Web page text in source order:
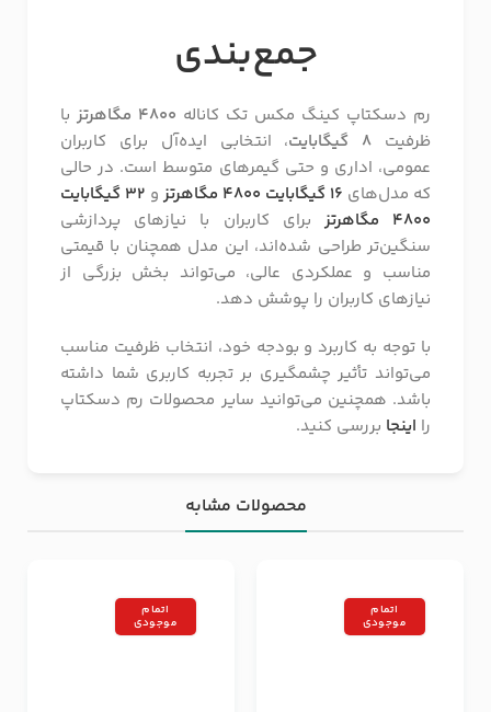
جمع‌بندی
رم دسکتاپ کینگ مکس تک کاناله 4800 مگاهرتز
با
ظرفیت 8 گیگابایت
، انتخابی ایده‌آل برای کاربران
عمومی، اداری و حتی گیمرهای متوسط است. در حالی
که مدل‌های 16 گیگابایت 4800 مگاهرتز و
32 گیگابایت
4800 مگاهرتز
برای کاربران با نیازهای پردازشی
سنگین‌تر طراحی شده‌اند، این مدل همچنان با قیمتی
مناسب و عملکردی عالی، می‌تواند بخش بزرگی از
نیازهای کاربران را پوشش دهد.
با توجه به کاربرد و بودجه خود، انتخاب ظرفیت مناسب
می‌تواند تأثیر چشمگیری بر تجربه کاربری شما داشته
باشد. همچنین می‌توانید سایر محصولات رم دسکتاپ
را اینجا بررسی کنید.
محصولات مشابه
اتمام
موجودی
اتمام
موجودی